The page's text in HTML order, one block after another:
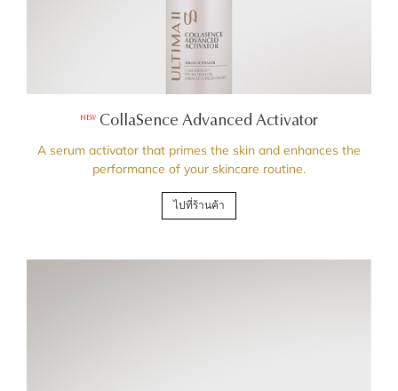
NEW
CollaSence Advanced Activator
A serum activator that primes the skin and enhances the
performance of your skincare routine.
ไปที่ร้านค้า